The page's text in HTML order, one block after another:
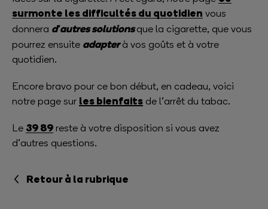
surmonte les difficultés du quotidien vous
donnera d'autres solutionsque la cigarette, que vous
pourrez ensuite adapterà vos goûts et à votre
quotidien.
Encore bravo pour ce bon début, en cadeau, voici
notre page sur les bienfaits de l’arrêt du tabac.
Le 39 89 reste à votre disposition si vous avez
d’autres questions.
Retour à la rubrique